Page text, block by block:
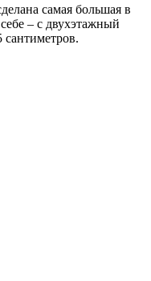
самая большая в
– с двухэтажный
сантиметров.